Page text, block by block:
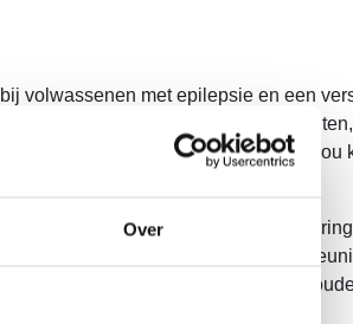
Over
volwassenen met epilepsie en een
van medicatie, psychologische
onderzoeken in het bloed; dit zou
epilepsie en cognitieve
behandeling en
doelgroep zo goed mogelijk te